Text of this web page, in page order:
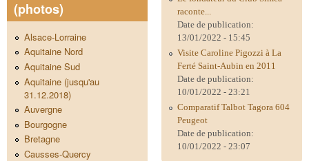
(photos)
Alsace-Lorraine
Aquitaine Nord
Aquitaine Sud
Aquitaine (jusqu'au
31.12.2018)
Auvergne
Bourgogne
Bretagne
Causses-Quercy
raconte...
Date de publication:
13/01/2022 - 15:45
Visite Caroline Pigozzi à La
Ferté Saint-Aubin en 2011
Date de publication:
10/01/2022 - 23:21
Comparatif Talbot Tagora 604
Peugeot
Date de publication:
10/01/2022 - 23:07